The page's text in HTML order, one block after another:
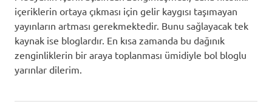
içeriklerin ortaya çıkması için gelir kaygısı taşımayan
yayınların artması gerekmektedir. Bunu sağlayacak tek
kaynak ise bloglardır. En kısa zamanda bu dağınık
zenginliklerin bir araya toplanması ümidiyle bol bloglu
yarınlar dilerim.